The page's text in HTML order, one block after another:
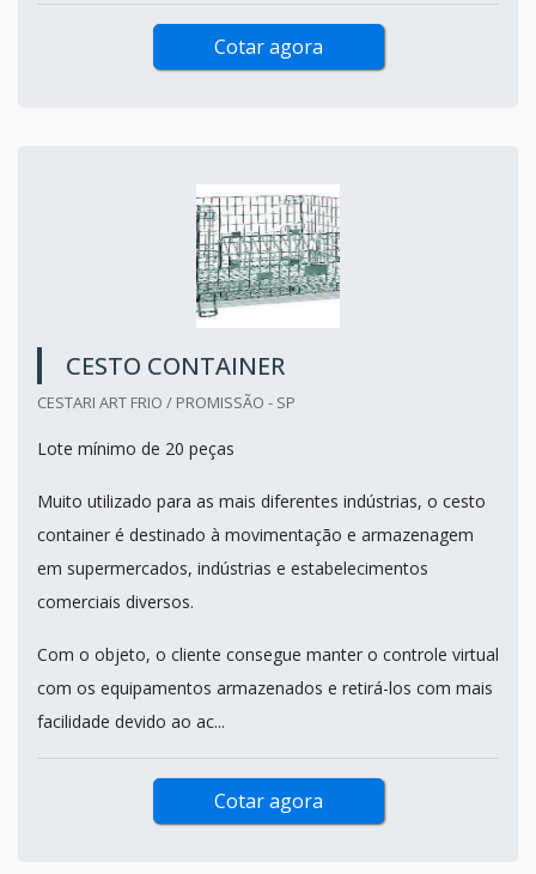
Cotar agora
CESTO CONTAINER
CESTARI ART FRIO / PROMISSÃO - SP
Lote mínimo de 20 peças
Muito utilizado para as mais diferentes indústrias, o cesto
container é destinado à movimentação e armazenagem
em supermercados, indústrias e estabelecimentos
comerciais diversos.
Com o objeto, o cliente consegue manter o controle virtual
com os equipamentos armazenados e retirá-los com mais
facilidade devido ao ac...
Cotar agora